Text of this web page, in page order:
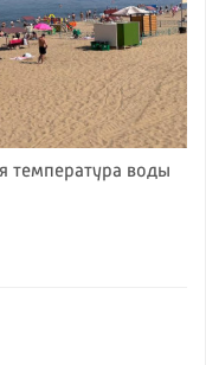
температура воды